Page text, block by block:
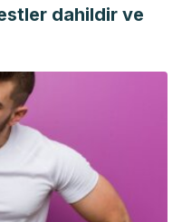
dahildir ve